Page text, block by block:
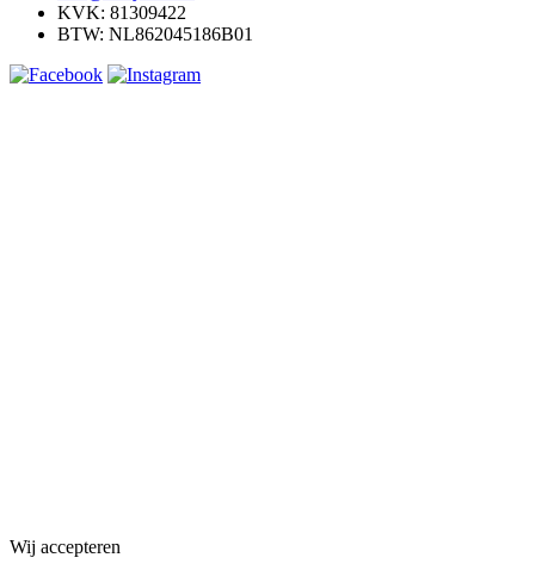
KVK: 81309422
BTW: NL862045186B01
Wij accepteren